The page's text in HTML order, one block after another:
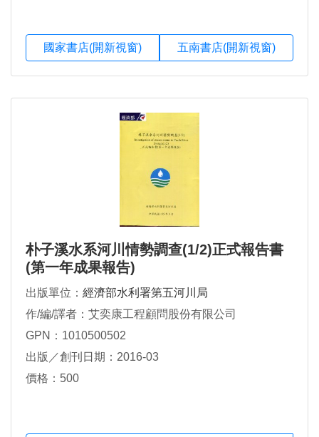
國家書店(開新視窗) 五南書店(開新視窗)
朴子溪水系河川情勢調查(1/2)正式報告書
(第一年成果報告)
出版單位： 經濟部水利署第五河川局
作/編/譯者：艾奕康工程顧問股份有限公司
GPN：1010500502
出版／創刊日期：2016-03
價格：500